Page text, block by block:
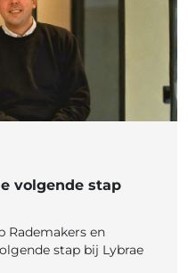
volgende stap
Rademakers en
stap bij Lybrae